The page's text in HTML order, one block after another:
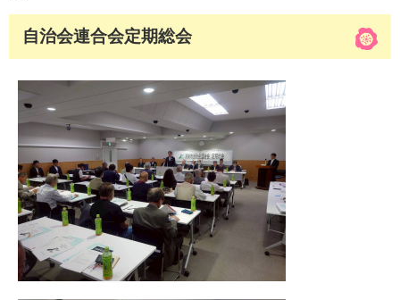
自治会連合会定期総会